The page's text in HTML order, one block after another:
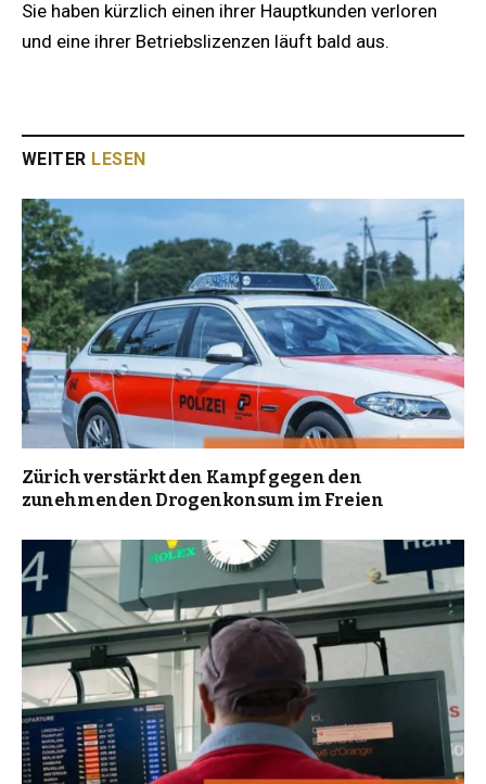
Sie haben kürzlich einen ihrer Hauptkunden verloren
und eine ihrer Betriebslizenzen läuft bald aus.
WEITER LESEN
Zürich verstärkt den Kampf gegen den
zunehmenden Drogenkonsum im Freien